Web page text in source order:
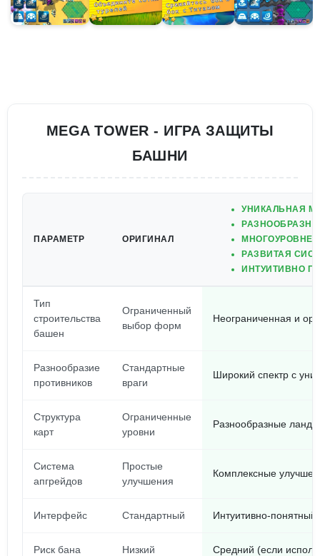
MEGA TOWER - ИГРА ЗАЩИТЫ
БАШНИ
ПАРАМЕТР ОРИГИНАЛ
УНИКАЛЬНАЯ
РАЗВИТАЯ
ИНТУИТИВНО
Тип
строительства
башен
Ограниченный
выбор форм
Неограниченная и
Разнообразие
противников
Стандартные
враги
Широкий спектр с
Структура
карт
Ограниченные
уровни
Разнообразные
Система
апгрейдов
Простые
улучшения
Комплексные
Интерфейс Стандартный Интуитивно-
Риск бана Низкий Средний (если